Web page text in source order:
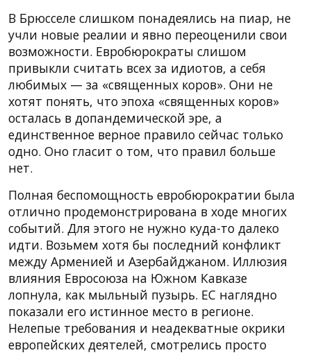
В Брюсселе слишком понадеялись на пиар, не
учли новые реалии и явно переоценили свои
возможности. Евробюрократы слишом
привыкли считать всех за идиотов, а себя
любимых — за «священных коров». Они не
хотят понять, что эпоха «священных коров»
осталась в допандемической эре, а
единственное верное правило сейчас только
одно. Оно гласит о том, что правил больше
нет.
Полная беспомощность евробюрократии была
отлично продемонстрирована в ходе многих
событий. Для этого не нужно куда-то далеко
идти. Возьмем хотя бы последний конфликт
между Арменией и Азербайджаном. Иллюзия
влияния Евросоюза на Южном Кавказе
лопнула, как мыльный пузырь. ЕС наглядно
показали его истинное место в регионе.
Нелепые требования и неадекватные окрики
европейских деятелей, смотрелись просто